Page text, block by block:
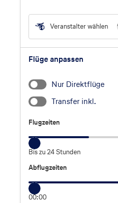
Veranstalter wählen
Flüge anpassen
Nur Direktflüge
Transfer inkl.
Flugzeiten
Flugzeiten
Bis zu 24 Stunden
Abflugzeiten
Abflugzeiten
00:00